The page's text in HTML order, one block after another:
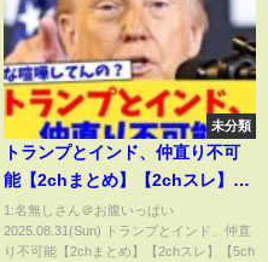
未分類
トランプとインド、仲直り不可
能【2chまとめ】【2chスレ】
【5chスレ】
1:名無しさん＠お腹いっぱい
2025.08.31(Sun) トランプとインド、仲直
り不可能【2chまとめ】【2chスレ】【5ch